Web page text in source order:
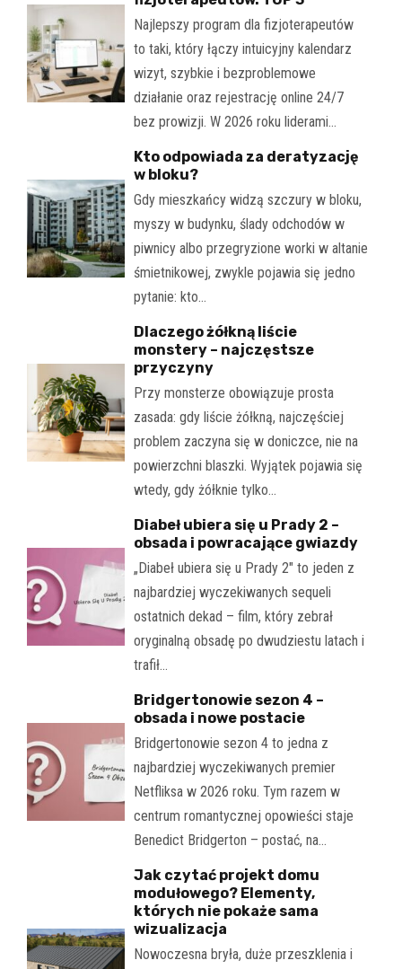
Najlepszy program dla fizjoterapeutów
to taki, który łączy intuicyjny kalendarz
wizyt, szybkie i bezproblemowe
działanie oraz rejestrację online 24/7
bez prowizji. W 2026 roku liderami…
Kto odpowiada za deratyzację
w bloku?
Gdy mieszkańcy widzą szczury w bloku,
myszy w budynku, ślady odchodów w
piwnicy albo przegryzione worki w altanie
śmietnikowej, zwykle pojawia się jedno
pytanie: kto…
Dlaczego żółkną liście
monstery – najczęstsze
przyczyny
Przy monsterze obowiązuje prosta
zasada: gdy liście żółkną, najczęściej
problem zaczyna się w doniczce, nie na
powierzchni blaszki. Wyjątek pojawia się
wtedy, gdy żółknie tylko…
Diabeł ubiera się u Prady 2 –
obsada i powracające gwiazdy
„Diabeł ubiera się u Prady 2" to jeden z
najbardziej wyczekiwanych sequeli
ostatnich dekad – film, który zebrał
oryginalną obsadę po dwudziestu latach i
trafił…
Bridgertonowie sezon 4 –
obsada i nowe postacie
Bridgertonowie sezon 4 to jedna z
najbardziej wyczekiwanych premier
Netfliksa w 2026 roku. Tym razem w
centrum romantycznej opowieści staje
Benedict Bridgerton – postać, na…
Jak czytać projekt domu
modułowego? Elementy,
których nie pokaże sama
wizualizacja
Nowoczesna bryła, duże przeszklenia i